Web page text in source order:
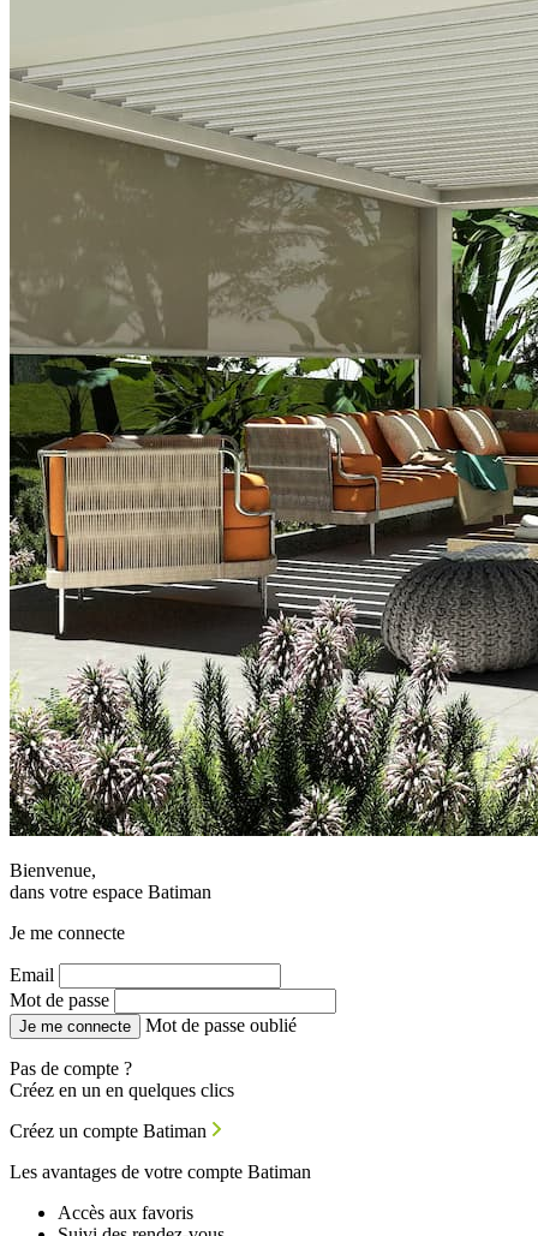
Bienvenue,
dans votre espace Batiman
Je me connecte
Email
Mot de passe
Je me connecte Mot de passe oublié
Pas de compte ?
Créez en un en quelques clics
Créez un compte Batiman
Les avantages de votre compte Batiman
Accès aux favoris